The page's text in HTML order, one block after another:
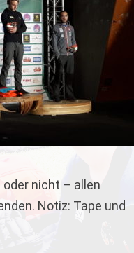
nicht – allen
Notiz: Tape und